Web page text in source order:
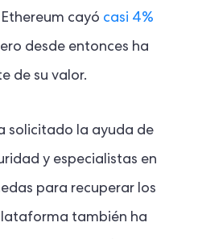
cayó casi 4%
desde entonces ha
de su valor.
solicitado la ayuda de
y especialistas en
para recuperar los
también ha